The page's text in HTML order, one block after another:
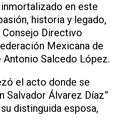
en este
historia y legado,
Directivo
Mexicana de
Antonio Salcedo López.
el acto donde se
Salvador Álvarez Díaz”
distinguida esposa,